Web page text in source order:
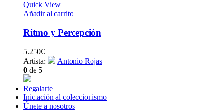
Quick View
Añadir al carrito
Ritmo y Percepción
5.250€
Artista:
Antonio Rojas
0 de 5
Regalarte
Iniciación al coleccionismo
Únete a nosotros